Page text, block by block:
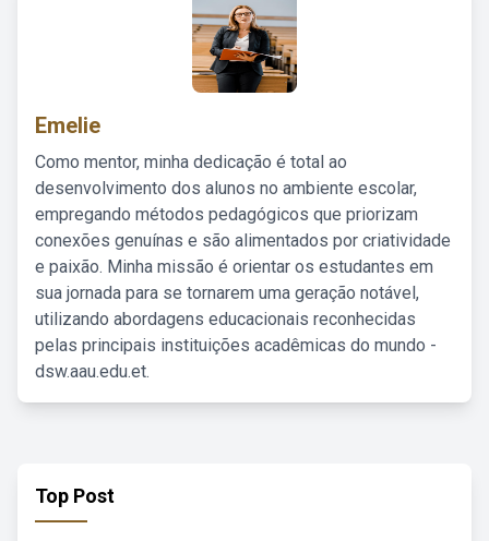
Emelie
Como mentor, minha dedicação é total ao
desenvolvimento dos alunos no ambiente escolar,
empregando métodos pedagógicos que priorizam
conexões genuínas e são alimentados por criatividade
e paixão. Minha missão é orientar os estudantes em
sua jornada para se tornarem uma geração notável,
utilizando abordagens educacionais reconhecidas
pelas principais instituições acadêmicas do mundo -
dsw.aau.edu.et.
Top Post